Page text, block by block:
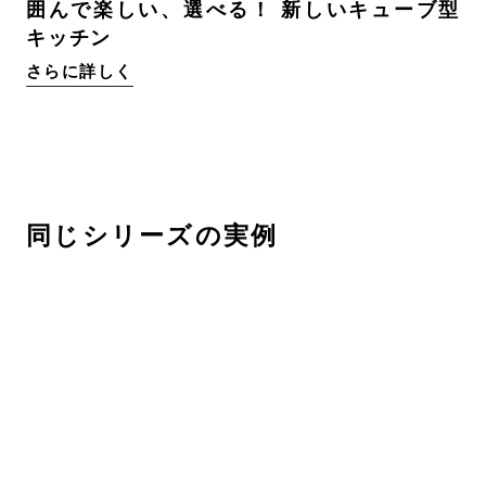
囲んで楽しい、選べる！ 新しいキューブ型
キッチン
さらに詳しく
同じシリーズの実例